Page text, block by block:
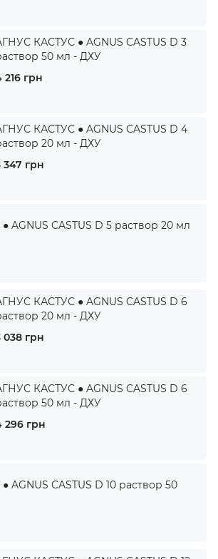
КАСТУС ● AGNUS CASTUS D 3
50 мл - ДХУ
216 грн
КАСТУС ● AGNUS CASTUS D 4
20 мл - ДХУ
347 грн
CASTUS D 5 раствор 20 мл
КАСТУС ● AGNUS CASTUS D 6
20 мл - ДХУ
038 грн
КАСТУС ● AGNUS CASTUS D 6
50 мл - ДХУ
296 грн
CASTUS D 10 раствор 50